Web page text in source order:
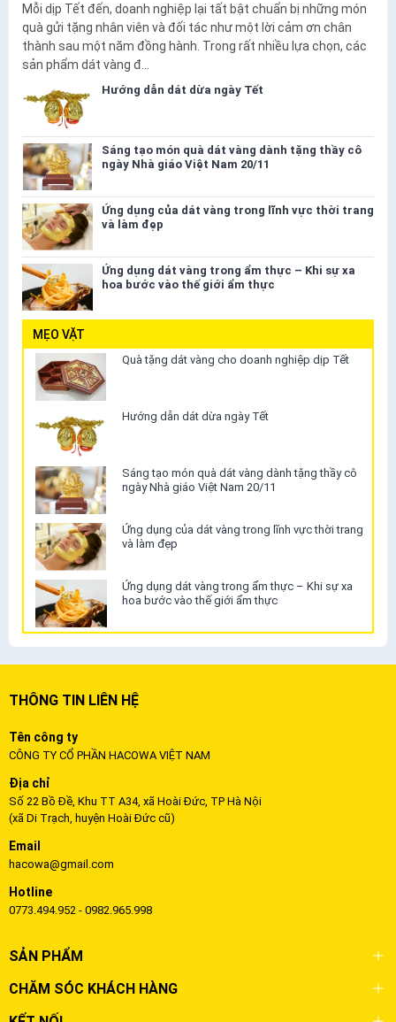
Mỗi dịp Tết đến, doanh nghiệp lại tất bật chuẩn bị những món
quà gửi tặng nhân viên và đối tác như một lời cảm ơn chân
thành sau một năm đồng hành. Trong rất nhiều lựa chọn, các
sản phẩm dát vàng đ...
Hướng dẫn dát dừa ngày Tết
Sáng tạo món quà dát vàng dành tặng thầy cô
ngày Nhà giáo Việt Nam 20/11
Ứng dụng của dát vàng trong lĩnh vực thời trang
và làm đẹp
Ứng dụng dát vàng trong ẩm thực – Khi sự xa
hoa bước vào thế giới ẩm thực
MẸO VẶT
Quà tặng dát vàng cho doanh nghiệp dịp Tết
Hướng dẫn dát dừa ngày Tết
Sáng tạo món quà dát vàng dành tặng thầy cô
ngày Nhà giáo Việt Nam 20/11
Ứng dụng của dát vàng trong lĩnh vực thời trang
và làm đẹp
Ứng dụng dát vàng trong ẩm thực – Khi sự xa
hoa bước vào thế giới ẩm thực
THÔNG TIN LIÊN HỆ
Tên công ty
CÔNG TY CỔ PHẦN HACOWA VIỆT NAM
Địa chỉ
Số 22 Bồ Đề, Khu TT A34, xã Hoài Đức, TP Hà Nội
(xã Di Trạch, huyện Hoài Đức cũ)
Email
hacowa@gmail.com
Hotline
0773.494.952 - 0982.965.998
SẢN PHẨM
CHĂM SÓC KHÁCH HÀNG